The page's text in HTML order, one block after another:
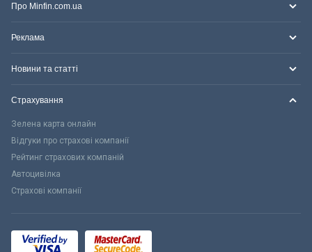
Про Minfin.com.ua
Реклама
Новини та статті
Страхування
Зелена карта онлайн
Відгуки про страхові компанії
Рейтинг страхових компаній
Автоцивілка
Страхові компанії